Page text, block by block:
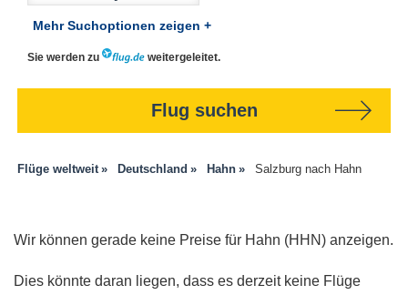
Mehr Suchoptionen zeigen +
Sie werden zu weitergeleitet.
Flug suchen
Flüge weltweit Deutschland Hahn Salzburg nach Hahn
Wir können gerade keine Preise für Hahn (HHN) anzeigen.
Dies könnte daran liegen, dass es derzeit keine Flüge